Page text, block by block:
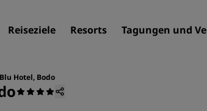
Reiseziele Resorts Tagungen und
Hotel, Bodo